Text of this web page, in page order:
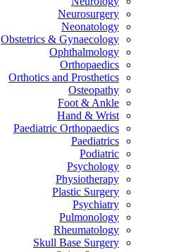
Neurosurgery
Neonatology
Obstetrics & Gynaecology
Ophthalmology
Orthopaedics
Orthotics and Prosthetics
Osteopathy
Foot & Ankle
Hand & Wrist
Paediatric Orthopaedics
Paediatrics
Podiatric
Psychology
Physiotherapy
Plastic Surgery
Psychiatry
Pulmonology
Rheumatology
Skull Base Surgery